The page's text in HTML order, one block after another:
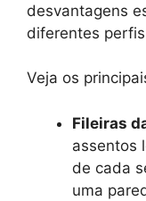
desvantagens
diferentes
Veja os
Fileiras
assentos
de cada
uma